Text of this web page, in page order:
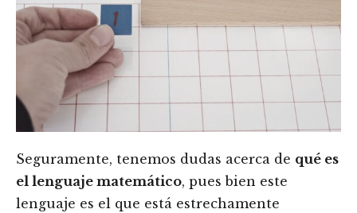
Seguramente, tenemos dudas acerca de qué es
el lenguaje matemático, pues bien este
lenguaje es el que está estrechamente